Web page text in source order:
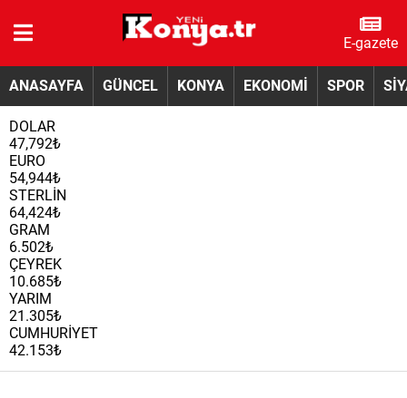
E-gazete
ANASAYFA GÜNCEL KONYA EKONOMİ SPOR
DOLAR
47,792₺
EURO
54,944₺
STERLİN
64,424₺
GRAM
6.502₺
ÇEYREK
10.685₺
YARIM
21.305₺
CUMHURİYET
42.153₺